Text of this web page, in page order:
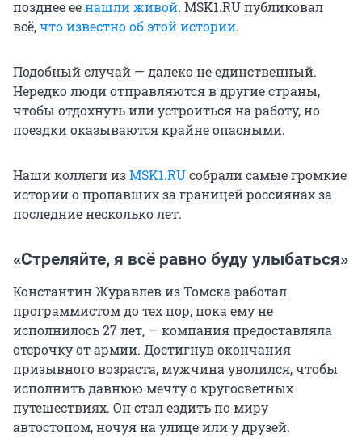
позднее еенашли живой. MSK1.RU публиковал
всё,что известно об этой истории.
Подобный случай — далеко не единственный.
Нередко люди отправляются в другие страны,
чтобы отдохнуть или устроиться на работу, но
поездки оказываются крайне опасными.
Наши коллеги изMSK1.RUсобрали самые громкие
истории о пропавших за границей россиянах за
последние несколько лет.
«Стреляйте, я всё равно буду улыбаться»
Константин Журавлев из Томска работал
программистом до тех пор, пока ему не
исполнилось 27 лет, — компания предоставляла
отсрочку от армии. Достигнув окончания
призывного возраста, мужчина уволился, чтобы
исполнить давнюю мечту о кругосветных
путешествиях. Он стал ездить по миру
автостопом, ночуя на улице или у друзей.